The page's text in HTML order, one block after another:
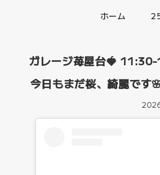
ホーム
ガレージ苺屋台🍓 11:30-
今日もまだ桜、綺麗です